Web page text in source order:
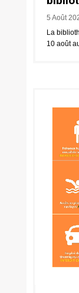
5 Août
La
10 août